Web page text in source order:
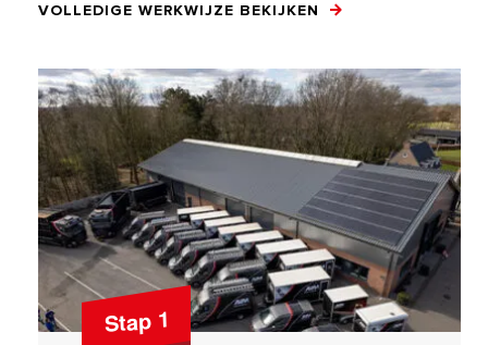
VOLLEDIGE WERKWIJZE BEKIJKEN
Stap 1